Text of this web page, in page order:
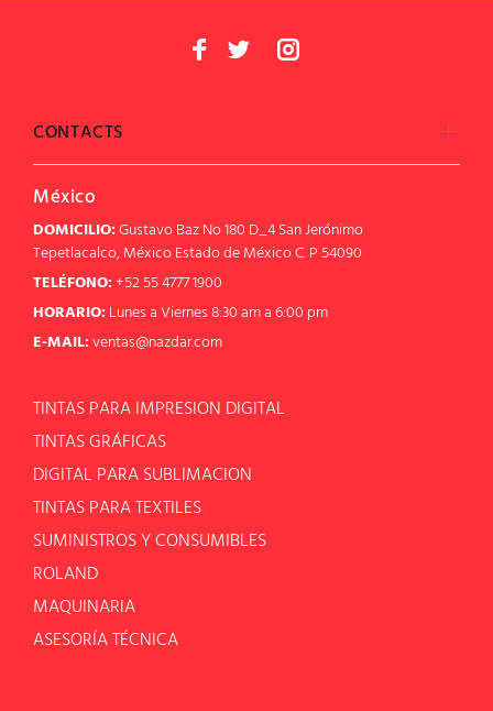
CONTACTS
México
DOMICILIO:Gustavo Baz No 180 D_4 San Jerónimo
Tepetlacalco, México Estado de México C. P 54090
TELÉFONO:+52 55 4777 1900
HORARIO: Lunes a Viernes 8:30 am a 6:00 pm
E-MAIL:ventas@nazdar.com
TINTAS PARA IMPRESION DIGITAL
TINTAS GRÁFICAS
DIGITAL PARA SUBLIMACION
TINTAS PARA TEXTILES
SUMINISTROS Y CONSUMIBLES
ROLAND
MAQUINARIA
ASESORÍA TÉCNICA